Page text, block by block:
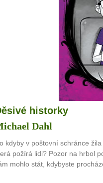
historky
Dahl
kdyby v poštovní schránce
požírá lidi? Pozor na hrbol
mohlo stát, kdybyste